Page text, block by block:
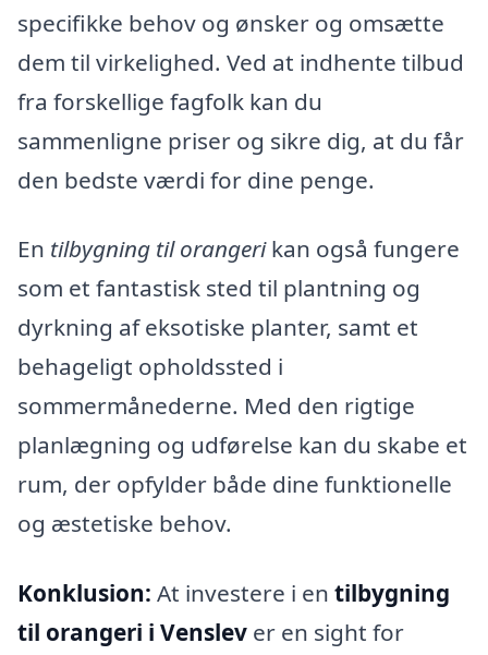
specifikke behov og ønsker og omsætte
dem til virkelighed. Ved at indhente tilbud
fra forskellige fagfolk kan du
sammenligne priser og sikre dig, at du får
den bedste værdi for dine penge.
En tilbygning til orangerikan også fungere
som et fantastisk sted til plantning og
dyrkning af eksotiske planter, samt et
behageligt opholdssted i
sommermånederne. Med den rigtige
planlægning og udførelse kan du skabe et
rum, der opfylder både dine funktionelle
og æstetiske behov.
Konklusion: At investere i en tilbygning
til orangeri i Venslev er en sight for